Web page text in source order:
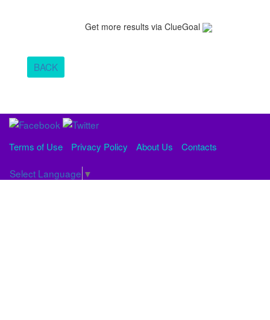
Get more results via ClueGoal
BACK
Terms of Use Privacy Policy About Us Contacts
Select Language ▼